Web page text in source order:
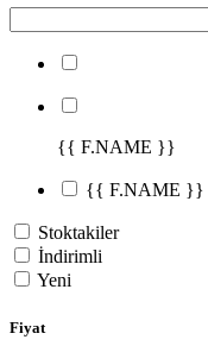
{{ F.NAME }}
{{ F.NAME }}
Stoktakiler
İndirimli
Yeni
Fiyat